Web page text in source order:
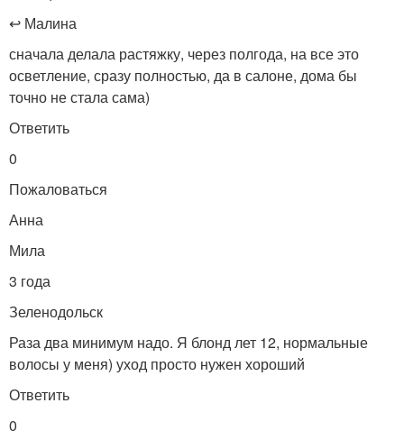
↩ Малина
сначала делала растяжку, через полгода, на все это
осветление, сразу полностью, да в салоне, дома бы
точно не стала сама)
Ответить
0
Пожаловаться
Анна
Мила
3 года
Зеленодольск
Раза два минимум надо. Я блонд лет 12, нормальные
волосы у меня) уход просто нужен хороший
Ответить
0